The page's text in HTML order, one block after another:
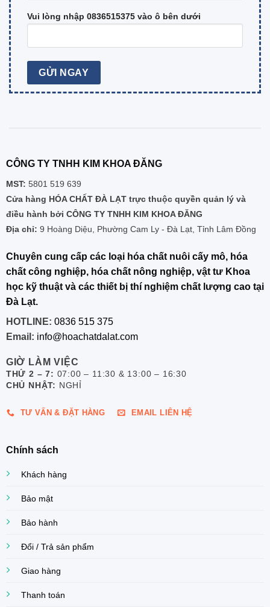
Vui lòng nhập 0836515375 vào ô bên dưới
CÔNG TY TNHH KIM KHOA ĐĂNG
MST: 5801 519 639
Cửa hàng HÓA CHẤT ĐÀ LẠT trực thuộc quyền quản lý và
điều hành bởi CÔNG TY TNHH KIM KHOA ĐĂNG
Địa chỉ: 9 Hoàng Diệu, Phường Cam Ly - Đà Lạt, Tỉnh Lâm Đồng
Chuyên cung cấp các loại hóa chất nuôi cấy mô, hóa
chất công nghiệp, hóa chất nông nghiệp, vật tư Khoa
học kỹ thuật và các thiết bị thí nghiệm chất lượng cao tại
Đà Lạt.
HOTLINE: 0836 515 375
Email: info@hoachatdalat.com
GIỜ LÀM VIỆC
THỨ 2 – 7: 07:00 – 11:30 & 13:00 – 16:30
CHỦ NHẬT: NGHỈ
TƯ VẤN & ĐẶT HÀNG EMAIL LIÊN HỆ
Chính sách
Khách hàng
Bảo mật
Bảo hành
Đổi / Trả sản phẩm
Giao hàng
Thanh toán